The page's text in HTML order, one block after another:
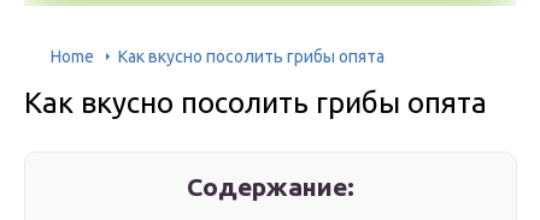
Home Как вкусно посолить грибы опята
Как вкусно посолить грибы опята
Содержание: